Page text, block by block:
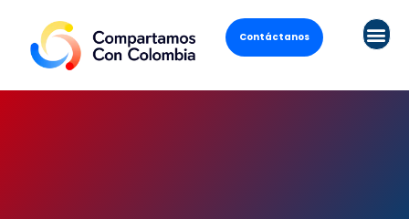
Contáctanos